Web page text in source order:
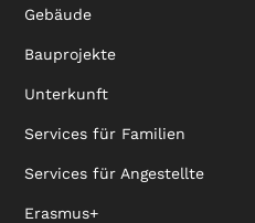
Gebäude
Bauprojekte
Unterkunft
Services für Familien
Services für Angestellte
Erasmus+